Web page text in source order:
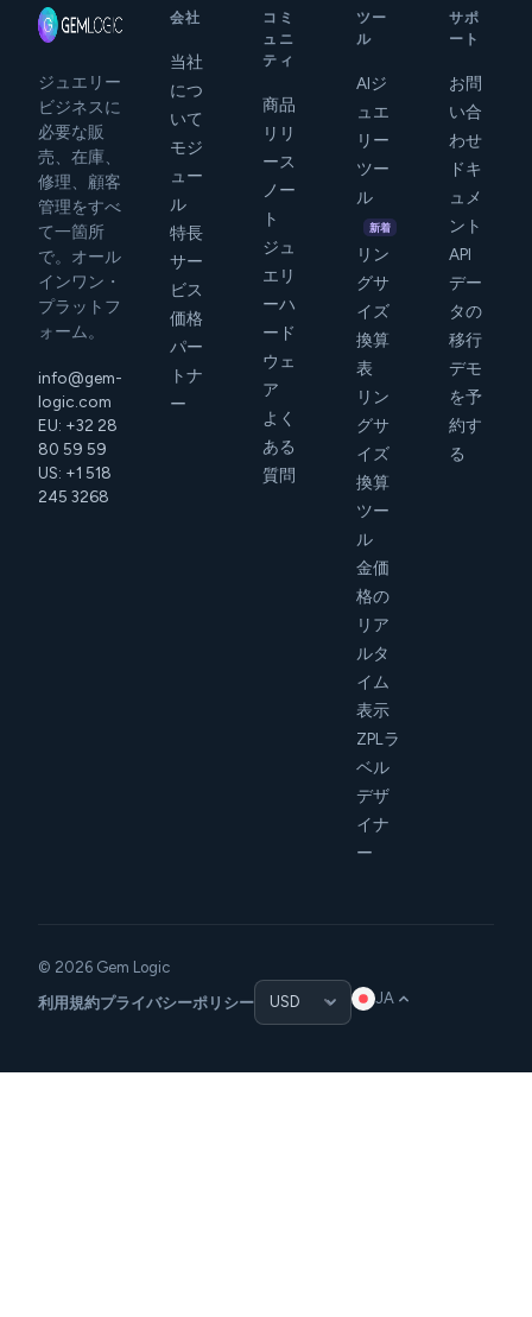
ジュエリー
ビジネスに
必要な販
売、在庫、
修理、顧客
管理をすべ
て一箇所
で。オール
インワン・
プラットフ
ォーム。
info@gem-
logic.com
EU: +32 28
80 59 59
US: +1 518
245 3268
会社
当社
につ
いて
モジ
ュー
ル
特長
サー
ビス
価格
パー
トナ
ー
コミ
ュニ
ティ
商品
リリ
ース
ノー
ト
ジュ
エリ
ーハ
ード
ウェ
ア
よく
ある
質問
ツー
ル
AIジ
ュエ
リー
ツー
ル
新着
リン
グサ
イズ
換算
表
リン
グサ
イズ
換算
ツー
ル
金価
格の
リア
ルタ
イム
表示
ZPLラ
ベル
デザ
イナ
ー
サポ
ート
お問
い合
わせ
ドキ
ュメ
ント
API
デー
タの
移行
デモ
を予
約す
る
© 2026 Gem Logic
利用規約プライバシーポリシー JA